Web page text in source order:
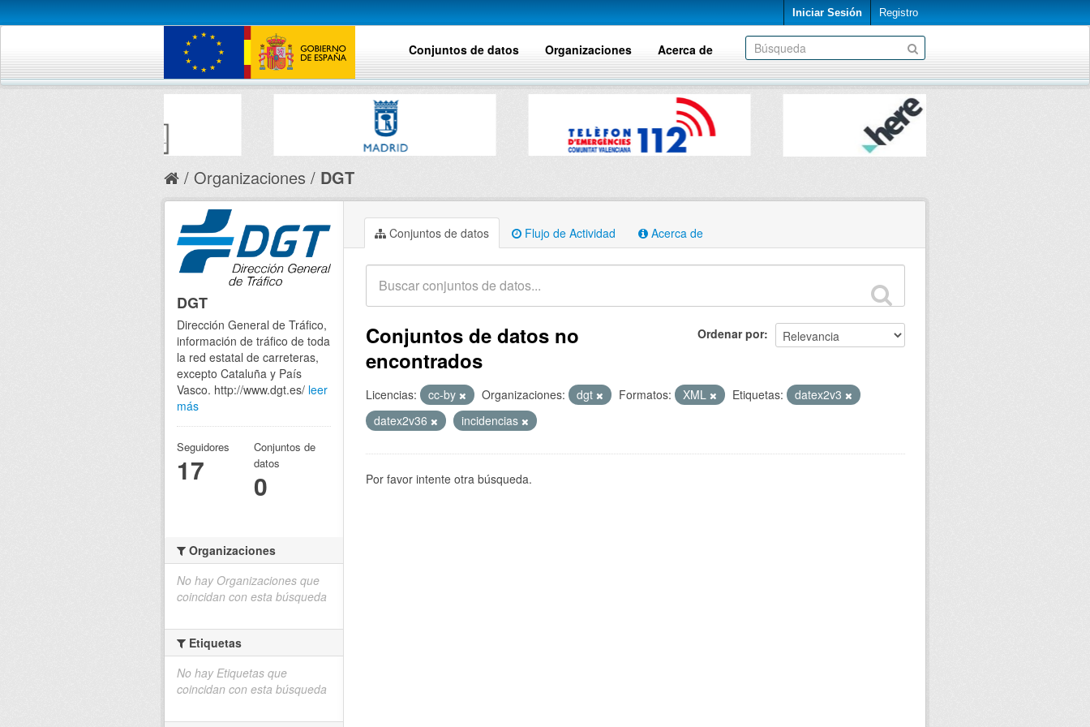
Iniciar Sesión Registro
Conjuntos de datos Organizaciones Acerca de
Organizaciones DGT
Conjuntos de datos Flujo de Actividad Acerca de
Ordenar por
Conjuntos de datos no
encontrados
Licencias: cc-by Organizaciones: dgt Formatos: XML Etiquetas:
datex2v3
datex2v36
incidencias
Por favor intente otra búsqueda.
DGT
Dirección General de Tráfico,
información de tráfico de toda
la red estatal de carreteras,
excepto Cataluña y País
Vasco. http://www.dgt.es/ leer
más
Seguidores
17
Conjuntos de
datos
0
Organizaciones
No hay Organizaciones que
coincidan con esta búsqueda
Etiquetas
No hay Etiquetas que
coincidan con esta búsqueda